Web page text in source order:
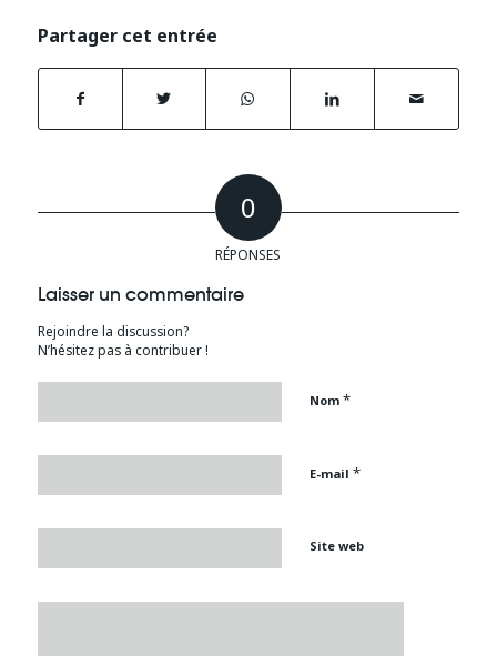
Partager cet entrée
0
RÉPONSES
Laisser un commentaire
Rejoindre la discussion?
N’hésitez pas à contribuer !
Nom *
E-mail *
Site web